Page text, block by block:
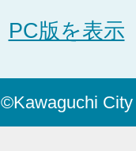
PC版を表示
©Kawaguchi City